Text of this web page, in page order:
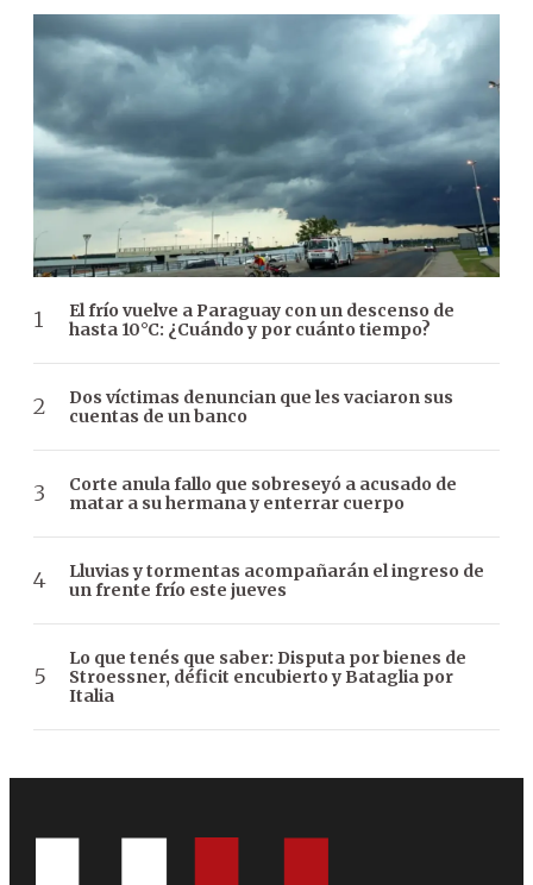
El frío vuelve a Paraguay con un descenso de
hasta 10°C: ¿Cuándo y por cuánto tiempo?
Dos víctimas denuncian que les vaciaron sus
cuentas de un banco
Corte anula fallo que sobreseyó a acusado de
matar a su hermana y enterrar cuerpo
Lluvias y tormentas acompañarán el ingreso de
un frente frío este jueves
Lo que tenés que saber: Disputa por bienes de
Stroessner, déficit encubierto y Bataglia por
Italia